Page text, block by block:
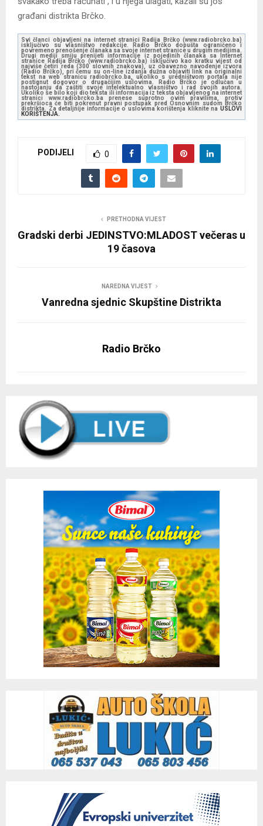
građani distrikta Brčko.
Svi članci objavljeni na internet stranici Radija Brčko (www.radiobrcko.ba)
isključivo su vlasništvo redakcije. Radio Brčko dopušta ograničeno i
povremeno prenošenje članaka sa svoje internet stranice u drugim medijima.
Drugi mediji smiju prenijeti informacije iz pojedinih članaka sa Internet
stranice Radija Brčko (www.radiobrcko.ba) isključivo kao kratku vijest od
najviše četiri reda (300 slovnih znakova), uz obavezno navođenje izvora
(Radio Brčko), pri čemu su on-line izdanja dužna objaviti link na originalni
tekst na web stranicu radiobrcko.ba, ukoliko s uredništvom portala nije
postignut dogovor o drugačijim uslovima. Radio Brčko je odlučan u
nastojanju da zaštiti svoje intelektualno vlasništvo i rad svojih autora.
Ukoliko se bilo koji dio teksta ili informacija iz teksta objavljenog na internet
stranici www.radiobrcko.ba prenese suprotno ovim pravilima, protiv
prekršioca će biti pokrenut pravni postupak pred Osnovnim sudom Brčko
distrikta. Za detaljnije informacije o uslovima korištenja kliknite na USLOVI
KORIŠTENJA.
PODIJELI 0
PRETHODNA VIJEST
Gradski derbi JEDINSTVO:MLADOST večeras u
19 časova
NAREDNA VIJEST
Vanredna sjednic Skupštine Distrikta
Radio Brčko